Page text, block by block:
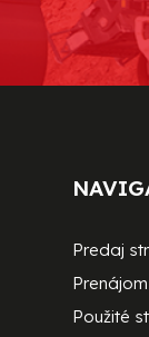
Predaj
Použité